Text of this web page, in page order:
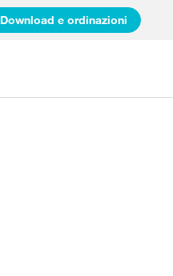
Download e ordinazioni